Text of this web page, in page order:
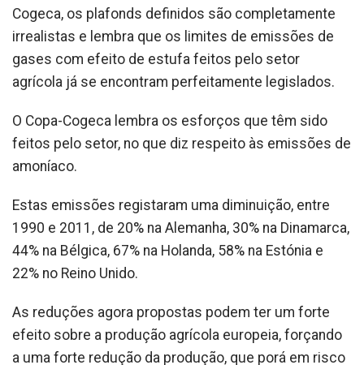
Cogeca, os plafonds definidos são completamente
irrealistas e lembra que os limites de emissões de
gases com efeito de estufa feitos pelo setor
agrícola já se encontram perfeitamente legislados.
O Copa-Cogeca lembra os esforços que têm sido
feitos pelo setor, no que diz respeito às emissões de
amoníaco.
Estas emissões registaram uma diminuição, entre
1990 e 2011, de 20% na Alemanha, 30% na Dinamarca,
44% na Bélgica, 67% na Holanda, 58% na Estónia e
22% no Reino Unido.
As reduções agora propostas podem ter um forte
efeito sobre a produção agrícola europeia, forçando
a uma forte redução da produção, que porá em risco